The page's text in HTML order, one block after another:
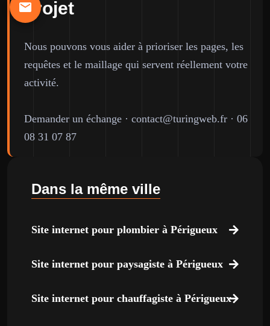
projet
Nous pouvons vous aider à prioriser les pages, les
requêtes et le maillage qui servent réellement votre
activité.
Demander un échange · contact@turingweb.fr · 06
08 31 07 87
Dans la même ville
Site internet pour plombier à Périgueux
Site internet pour paysagiste à Périgueux
Site internet pour chauffagiste à Périgueux